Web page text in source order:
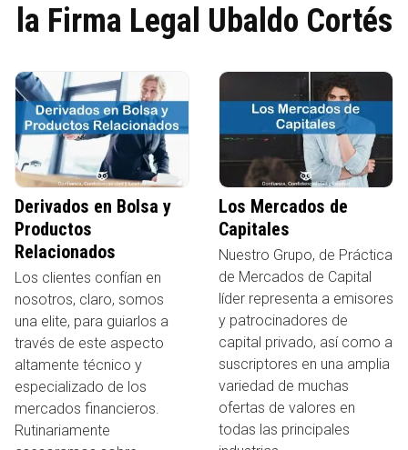
la Firma Legal Ubaldo Cortés
Derivados en Bolsa y
Productos
Relacionados
Los clientes confían en
nosotros, claro, somos
una elite, para guiarlos a
través de este aspecto
altamente técnico y
especializado de los
mercados financieros.
Rutinariamente
Los Mercados de
Capitales
Nuestro Grupo, de Práctica
de Mercados de Capital
líder representa a emisores
y patrocinadores de
capital privado, así como a
suscriptores en una amplia
variedad de muchas
ofertas de valores en
todas las principales